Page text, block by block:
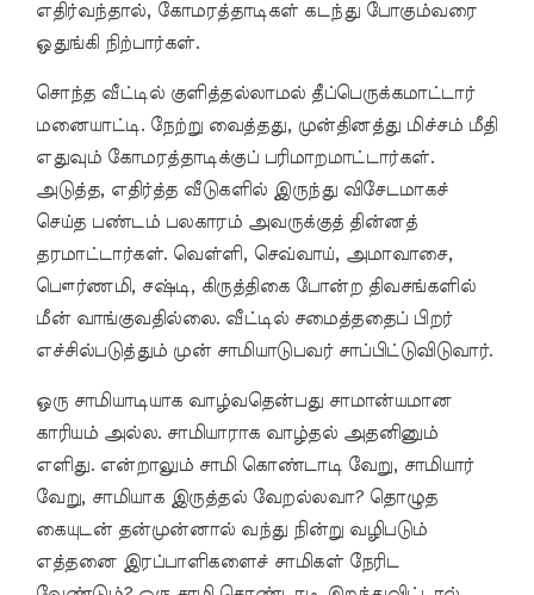
எதிர்வந்தால், கோமரத்தாடிகள் கடந்து போகும்வரை
ஒதுங்கி நிற்பார்கள்.
சொந்த வீட்டில் குளித்தல்லாமல் தீப்பெருக்கமாட்டார்
மனையாட்டி. நேற்று வைத்தது, முன்தினத்து மிச்சம் மீதி
எதுவும் கோமரத்தாடிக்குப் பரிமாறமாட்டார்கள்.
அடுத்த, எதிர்த்த வீடுகளில் இருந்து விசேடமாகச்
செய்த பண்டம் பலகாரம் அவருக்குத் தின்னத்
தரமாட்டார்கள். வெள்ளி, செவ்வாய், அமாவாசை,
பௌர்ணமி, சஷ்டி, கிருத்திகை போன்ற திவசங்களில்
மீன் வாங்குவதில்லை. வீட்டில் சமைத்ததைப் பிறர்
எச்சில்படுத்தும் முன் சாமியாடுபவர் சாப்பிட்டுவிடுவார்.
ஒரு சாமியாடியாக வாழ்வதென்பது சாமான்யமான
காரியம் அல்ல. சாமியாராக வாழ்தல் அதனினும்
எளிது. என்றாலும் சாமி கொண்டாடி வேறு, சாமியார்
வேறு, சாமியாக இருத்தல் வேறல்லவா? தொழுத
கையுடன் தன்முன்னால் வந்து நின்று வழிபடும்
எத்தனை இரப்பாளிகளைச் சாமிகள் நேரிட